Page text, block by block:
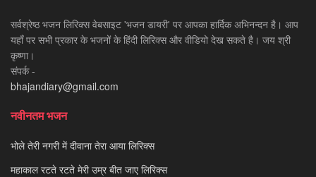
सर्वश्रेष्ठ भजन लिरिक्स वेबसाइट 'भजन डायरी' पर आपका हार्दिक अभिनन्दन है। आप
यहाँ पर सभी प्रकार के भजनों के हिंदी लिरिक्स और वीडियो देख सकते है। जय श्री
कृष्णा।
संपर्क -
bhajandiary@gmail.com
नवीनतम भजन
भोले तेरी नगरी में दीवाना तेरा आया लिरिक्स
महाकाल रटते रटते मेरी उम्र बीत जाए लिरिक्स